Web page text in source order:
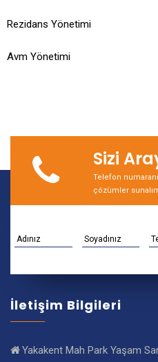
Rezidans Yönetimi
Avm Yönetimi
Sizi
Telefon
çözümler
İletişim Bilgileri
Yakakent Mah Park Yaşam